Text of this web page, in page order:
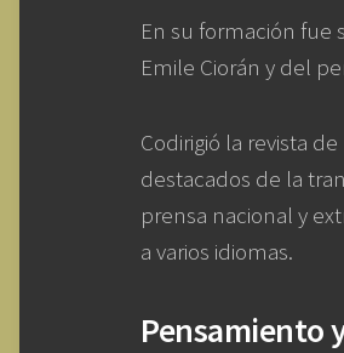
En su formación fue
Emile Ciorán y del
Codirigió la revista
destacados de la
prensa nacional y
a varios idiomas.
Pensamiento